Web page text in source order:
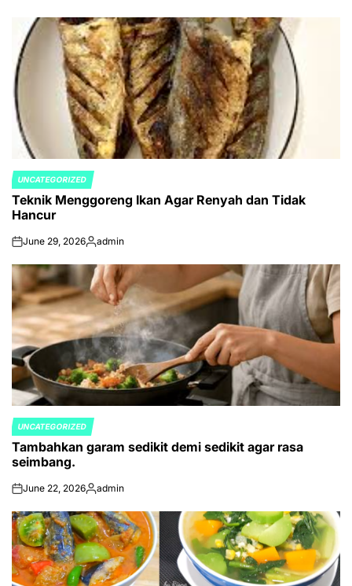
POSTED
IN
UNCATEGORIZED
Teknik Menggoreng Ikan Agar Renyah dan Tidak
Hancur
onJune 29, 2026Posted
admin
POSTED
IN
UNCATEGORIZED
Tambahkan garam sedikit demi sedikit agar rasa
seimbang.
onJune 22, 2026Posted
admin